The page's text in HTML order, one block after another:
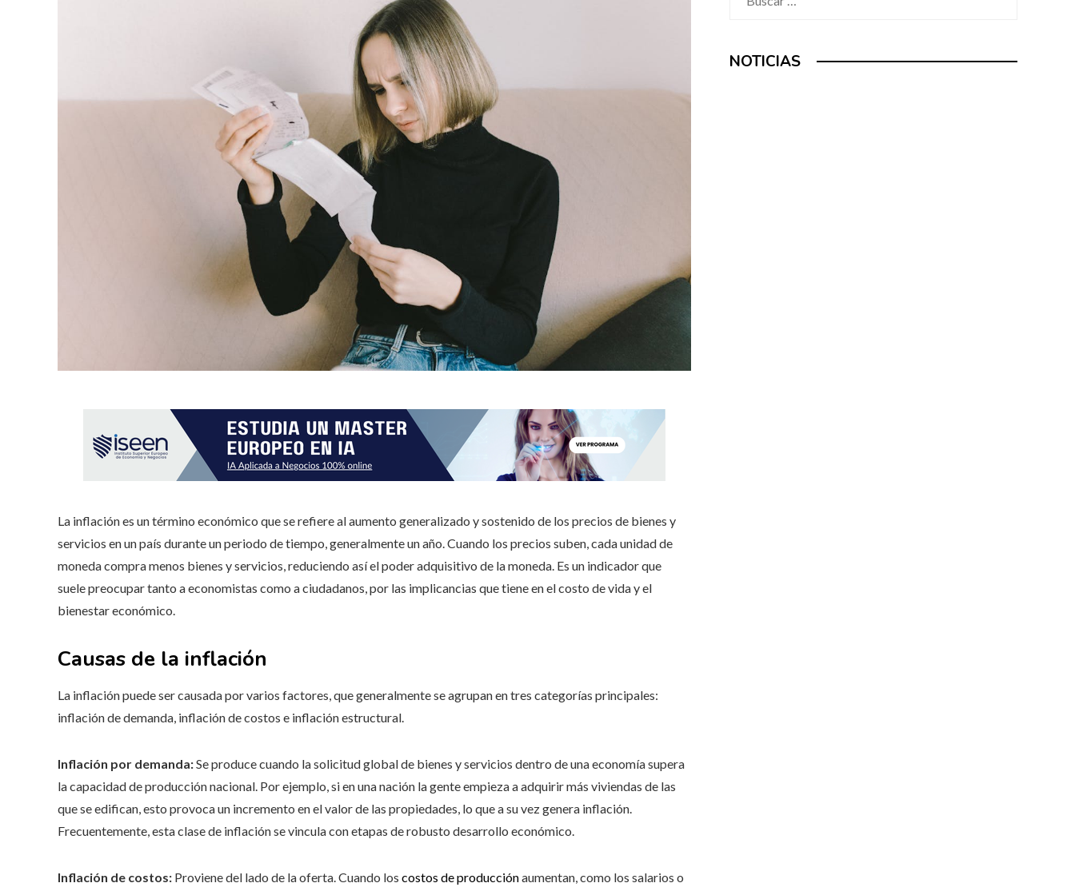
La inflación es un término económico que se refiere al aumento generalizado y sostenido de los precios de bienes y
servicios en un país durante un periodo de tiempo, generalmente un año. Cuando los precios suben, cada unidad de
moneda compra menos bienes y servicios, reduciendo así el poder adquisitivo de la moneda. Es un indicador que
suele preocupar tanto a economistas como a ciudadanos, por las implicancias que tiene en el costo de vida y el
bienestar económico.
Causas de la inflación
La inflación puede ser causada por varios factores, que generalmente se agrupan en tres categorías principales:
inflación de demanda, inflación de costos e inflación estructural.
Inflación por demanda:Se produce cuando la solicitud global de bienes y servicios dentro de una economía supera
la capacidad de producción nacional. Por ejemplo, si en una nación la gente empieza a adquirir más viviendas de las
que se edifican, esto provoca un incremento en el valor de las propiedades, lo que a su vez genera inflación.
Frecuentemente, esta clase de inflación se vincula con etapas de robusto desarrollo económico.
Inflación de costos: Proviene del lado de la oferta. Cuando los costos de producciónaumentan, como los salarios o
NOTICIAS